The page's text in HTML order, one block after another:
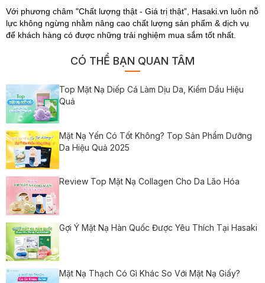
Với phương châm "Chất lượng thật - Giá trị thật”, Hasaki.vn luôn nỗ
lực không ngừng nhằm nâng cao chất lượng sản phẩm & dịch vụ
để khách hàng có được những trải nghiệm mua sắm tốt nhất.
CÓ THỂ BẠN QUAN TÂM
Top Mặt Nạ Diếp Cá Làm Dịu Da, Kiềm Dầu Hiệu
Quả
Mặt Nạ Yến Có Tốt Không? Top Sản Phẩm Dưỡng
Da Hiệu Quả 2025
Review Top Mặt Nạ Collagen Cho Da Lão Hóa
Gợi Ý Mặt Nạ Hàn Quốc Được Yêu Thích Tại Hasaki
Mặt Nạ Thạch Có Gì Khác So Với Mặt Nạ Giấy?